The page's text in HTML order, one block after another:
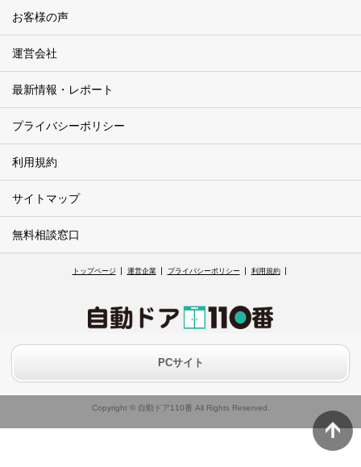
お客様の声
運営会社
最新情報・レポート
プライバシーポリシー
利用規約
サイトマップ
無料相談窓口
トップページ 運営企業 プライバシーポリシー 利用規約
PCサイト
Copyright © 自動ドア110番 All Rights Reserved.